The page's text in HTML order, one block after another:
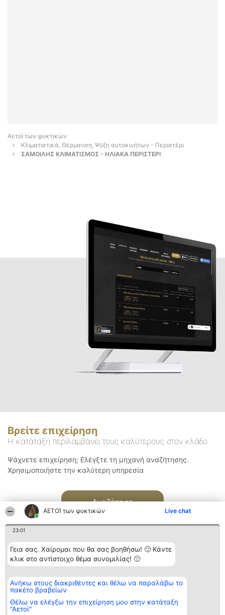
ΑΕΤΟΊ των ψυκτικών Live chat
23:01
Γεια σας. Χαίρομαι που θα σας βοηθήσω! 🙂 Κάντε
κλικ στο αντίστοιχο θέμα συνομιλίας! 🙂
Ανήκω στους διακριθέντες και θέλω να παραλάβω το
πακέτο βραβείων
Θέλω να ελέγξω την επιχείρηση μου στην κατάταξη
"Αετοί"
Αετοί των ψυκτικών
Κλιματιστικά, Θέρμανση, Ψύξη αυτοκινήτων - Περιστέρι
ΣΑΜΟΙΛΗΣ ΚΛΙΜΑΤΙΣΜΟΣ - ΗΛΙΑΚΑ ΠΕΡΙΣΤΕΡΙ
Βρείτε επιχείρηση
Η κατάταξη περιλαμβάνει τους καλύτερους στον κλάδο
Ψάχνετε επιχείρηση; Ελέγξτε τη μηχανή αναζήτησης.
Χρησιμοποιήστε την καλύτερη υπηρεσία
Αναζήτηση
Διοργανωτής της
κατάταξης
BEAUTIFUL COMPANY
ΤΗΛ. ΕΠΙΚΟΙΝΩΝΙΑΣ:
2104128019
Κατάταξη
Διακριθέντες
των
διακριθέντων
Επικοινωνία
Επικοινωνία